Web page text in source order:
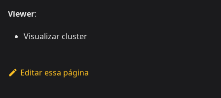
Viewer:
Visualizar cluster
Editar essa página